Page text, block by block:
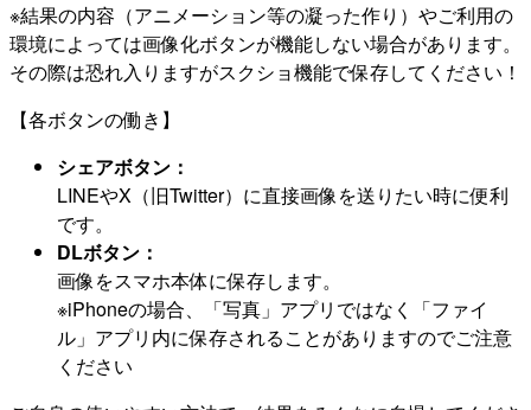
※結果の内容（アニメーション等の凝った作り）やご利用の
環境によっては画像化ボタンが機能しない場合があります。
その際は恐れ入りますがスクショ機能で保存してください！
【各ボタンの働き】
シェアボタン：
LINEやX（旧Twitter）に直接画像を送りたい時に便利
です。
DLボタン：
画像をスマホ本体に保存します。
※iPhoneの場合、「写真」アプリではなく「ファイ
ル」アプリ内に保存されることがありますのでご注意
ください